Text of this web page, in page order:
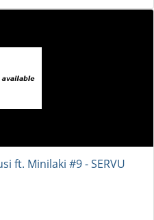
ft. Minilaki #9 - SERVU